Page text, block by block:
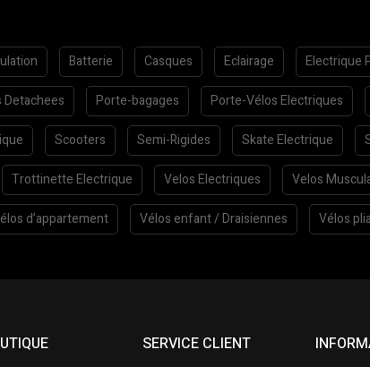
Batterie Casques Eclairage Electrique
Detachees Porte-bagages Porte-Vélos Electriques
Scooters Semi-Rigides Skate Electrique
Trottinette Electrique Velos Electriques Velos
d’appartement Vélos enfant / Draisiennes Vélos
SERVICE CLIENT